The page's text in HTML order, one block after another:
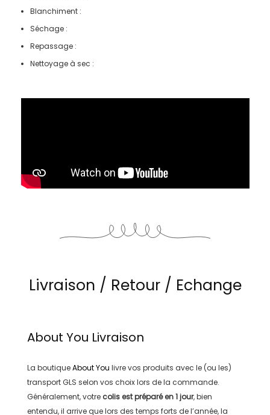
Blanchiment :
Séchage :
Repassage :
Nettoyage à sec :
Livraison / Retour / Echange
About You Livraison
La boutiqueAbout You livre vos produits avec le (ou les)
transportGLS selon vos choix lors de la commande.
Généralement, votre colis est préparé en1 jour, bien
entendu, il arrive que lors des temps forts de l’année, la